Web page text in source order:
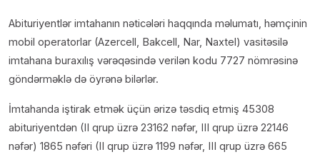
Abituriyentlər imtahanın nəticələri haqqında məlumatı, həmçinin
mobil operatorlar (Azercell, Bakcell, Nar, Naxtel) vasitəsilə
imtahana buraxılış vərəqəsində verilən kodu 7727 nömrəsinə
göndərməklə də öyrənə bilərlər.
İmtahanda iştirak etmək üçün ərizə təsdiq etmiş 45308
abituriyentdən (II qrup üzrə 23162 nəfər, III qrup üzrə 22146
nəfər) 1865 nəfəri (II qrup üzrə 1199 nəfər, III qrup üzrə 665